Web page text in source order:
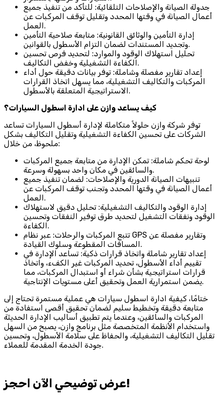
جدولة الصيانة والإصلاحات التلقائية: للتأكد من تنفيذ جميع
أعمال الصيانة في وقتها المحدد وتقليل توقف المركبات عن
العمل.
إدارة التأمين والوثائق القانونية: متابعة صلاحية التأمين
وتجديد المستندات لضمان التزام الأسطول بالقوانين.
تحليل استهلاك الوقود والموارد: لتحديد فرص تحسين
الكفاءة التشغيلية وخفض التكاليف.
إعداد تقارير مفصلة وشاملة: توفر بيانات دقيقة حول أداء
المركبات والتكاليف التشغيلية، مما يسهل اتخاذ القرارات
الاستراتيجية المتعلقة بالأسطول.
كيف يساعد وازن على ادارة اسطول السيارات؟
توفر شركة وازن حلولاً متكاملة لإدارة أسطول السيارات تساعد
الشركات على تحسين الكفاءة التشغيلية وتقليل التكاليف بشكل
ملحوظ، من خلال:
لوحة تحكم شاملة: تمكن الإدارة من متابعة جميع المركبات
والسائقين في مكان واحد بسهولة وسرعة.
تنبيهات الصيانة الدورية والإصلاحات: لضمان تنفيذ جميع
أعمال الصيانة في وقتها المحدد وتجنب توقف المركبات عن
العمل.
إدارة الوقود والتكاليف التشغيلية: تحليل دقيق لاستهلاك
الوقود ونفقات التشغيل لتحديد طرق توفير النفقات وتحسين
الكفاءة.
تتبع المركبات والرحلات: عبر نظام GPS وتقارير مفصلة عن
المسافات المقطوعة وسلوك القيادة.
إعداد تقارير شاملة واتخاذ قرارات ذكية: تساعد الإدارة في
تقييم أداء الأسطول، تحديد المركبات غير الكفء، واتخاذ
قرارات استراتيجية بشأن شراء أو استبدال المركبات، مما
يضمن استمرارية العمل وتحقيق أعلى مستويات الإنتاجية.
ختامًا، كيفية ادارة اسطول سيارات هي عملية مستمرة تحتاج إلى
متابعة دقيقة وتخطيط سليم لضمان تحقيق أقصى استفادة من
المركبات والسائقين، وعندما يتم تطبيق أساليب الإدارة الحديثة
واستخدام الأنظمة المتخصصة مثل برنامج وازن، يصبح من السهل
تقليل التكاليف التشغيلية، والحفاظ على سلامة الأسطول، وتحسين
جودة الخدمة المقدمة للعملاء.
احجز‎ عرض توضيحي الآن!